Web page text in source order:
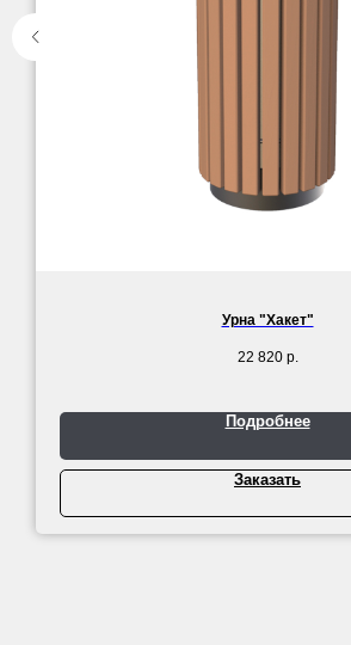
Урна "Хакет"
22 820 р.
Подробнее
Заказать